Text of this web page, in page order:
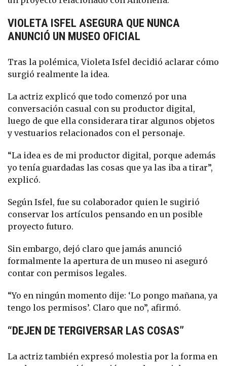
VIOLETA ISFEL ASEGURA QUE NUNCA
ANUNCIÓ UN MUSEO OFICIAL
Tras la polémica, Violeta Isfel decidió aclarar cómo
surgió realmente la idea.
La actriz explicó que todo comenzó por una
conversación casual con su productor digital,
luego de que ella considerara tirar algunos objetos
y vestuarios relacionados con el personaje.
“La idea es de mi productor digital, porque además
yo tenía guardadas las cosas que ya las iba a tirar”,
explicó.
Según Isfel, fue su colaborador quien le sugirió
conservar los artículos pensando en un posible
proyecto futuro.
Sin embargo, dejó claro que jamás anunció
formalmente la apertura de un museo ni aseguró
contar con permisos legales.
“Yo en ningún momento dije: ‘Lo pongo mañana, ya
tengo los permisos’. Claro que no”, afirmó.
“DEJEN DE TERGIVERSAR LAS COSAS”
La actriz también expresó molestia por la forma en